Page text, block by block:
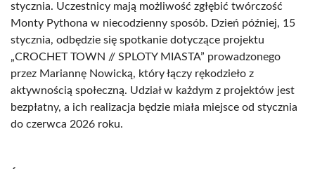
stycznia. Uczestnicy mają możliwość zgłębić twórczość
Monty Pythona w niecodzienny sposób. Dzień później, 15
stycznia, odbędzie się spotkanie dotyczące projektu
„CROCHET TOWN // SPLOTY MIASTA” prowadzonego
przez Mariannę Nowicką, który łączy rękodzieło z
aktywnością społeczną. Udział w każdym z projektów jest
bezpłatny, a ich realizacja będzie miała miejsce od stycznia
do czerwca 2026 roku.